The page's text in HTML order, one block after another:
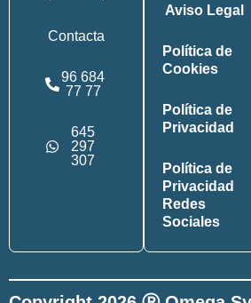
Contacta
96 684
77 77
645
297
307
Aviso Legal
Política de
Cookies
Política de
Privacidad
Política de
Privacidad
Redes
Sociales